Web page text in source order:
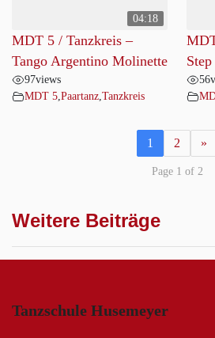
04:18
MDT 5 / Tanzkreis –
Tango Argentino Molinette
97views
MDT 5,Paartanz,Tanzkreis
56
1 2 »
Page 1 of 2
Weitere Beiträge
Tanzschule Husemeyer